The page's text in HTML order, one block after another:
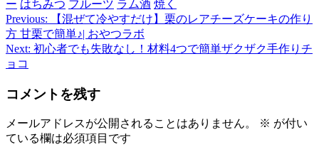
ー はちみつ フルーツ ラム酒 焼く
投
稿
ナ
ビ
ー
Previous:
【混ぜて冷やすだけ】栗のレアチーズケーキの作り
方 甘栗で簡単♪| おやつラボ
Next: 初心者でも失敗なし！材料4つで簡単ザクザク手作りチ
ョコ
コメントを残す
メールアドレスが公開されることはありません。 ※ が付い
ている欄は必須項目です